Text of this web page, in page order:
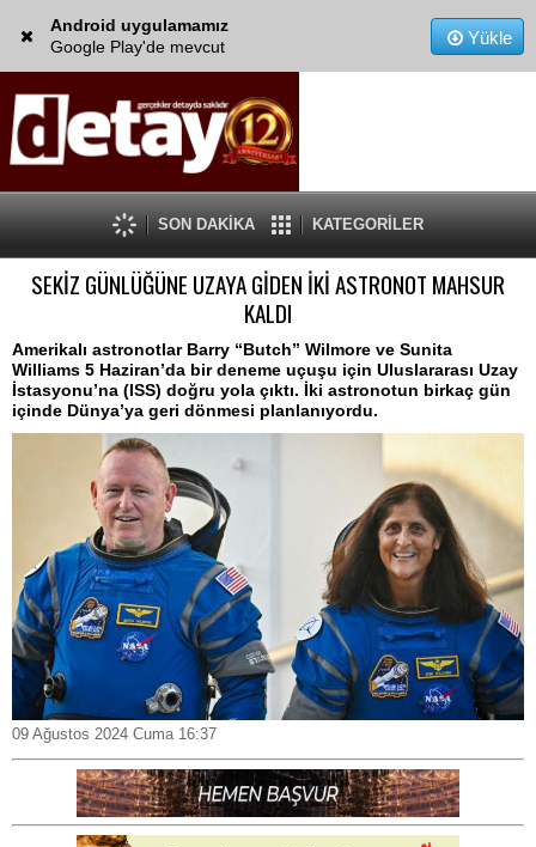
Android uygulamamız
Google Play'de mevcut
Yükle
SON DAKİKA KATEGORİLER
SEKİZ GÜNLÜĞÜNE UZAYA GİDEN İKİ ASTRONOT MAHSUR
KALDI
Amerikalı astronotlar Barry “Butch” Wilmore ve Sunita
Williams 5 Haziran’da bir deneme uçuşu için Uluslararası Uzay
İstasyonu’na (ISS) doğru yola çıktı. İki astronotun birkaç gün
içinde Dünya’ya geri dönmesi planlanıyordu.
09 Ağustos 2024 Cuma 16:37